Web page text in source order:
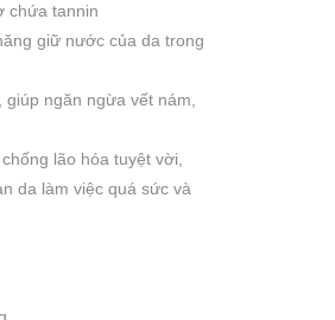
chứa tannin
giữ nước của da trong
ngăn ngừa vết nám,
lão hóa tuyệt vời,
da làm việc quá sức và